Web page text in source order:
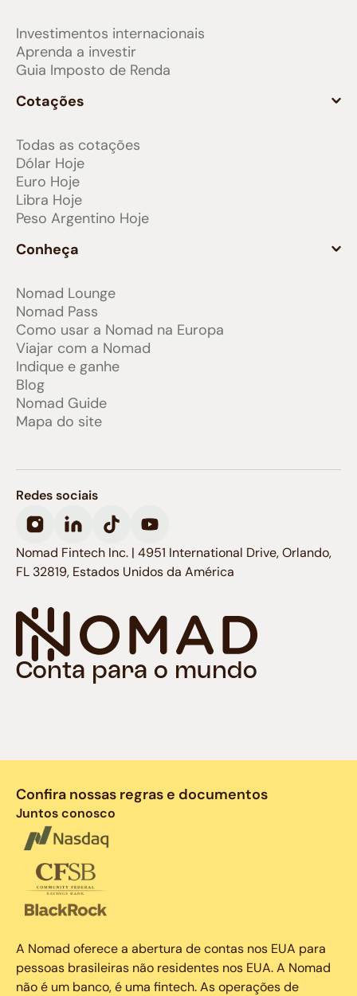
Investimentos internacionais
Aprenda a investir
Guia Imposto de Renda
Cotações
Todas as cotações
Dólar Hoje
Euro Hoje
Libra Hoje
Peso Argentino Hoje
Conheça
Nomad Lounge
Nomad Pass
Como usar a Nomad na Europa
Viajar com a Nomad
Indique e ganhe
Blog
Nomad Guide
Mapa do site
Conta para o mundo
Redes sociais
Nomad Fintech Inc. | 4951 International Drive, Orlando,
FL 32819, Estados Unidos da América
Confira nossas regras e documentos
Juntos conosco
A Nomad oferece a abertura de contas nos EUA para
pessoas brasileiras não residentes nos EUA. A Nomad
não é um banco, é uma fintech. As operações de